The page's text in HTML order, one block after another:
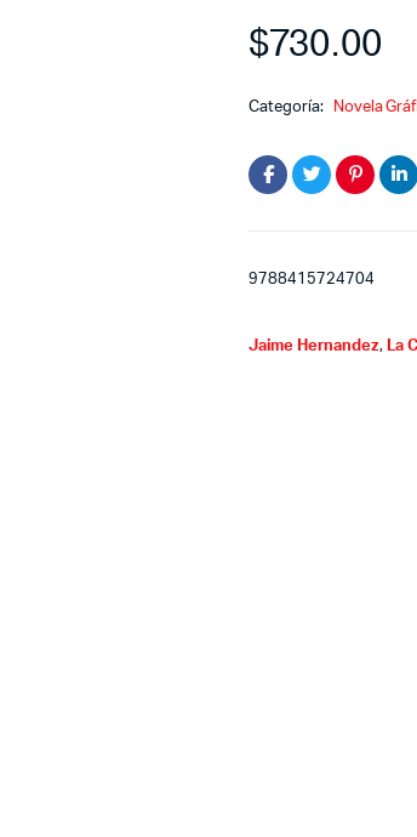
$730.00
Categoría: Novela
9788415724704
Jaime Hernandez, La